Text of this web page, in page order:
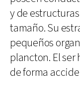
y de
tamaño. Su
pequeños
plancton. El
de forma